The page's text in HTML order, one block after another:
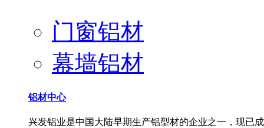
门窗铝材
幕墙铝材
铝材中心
兴发铝业是中国大陆早期生产铝型材的企业之一，现已